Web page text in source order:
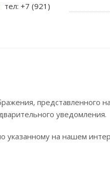
тел: +7 (921)
представленного
уведомления.
на нашем